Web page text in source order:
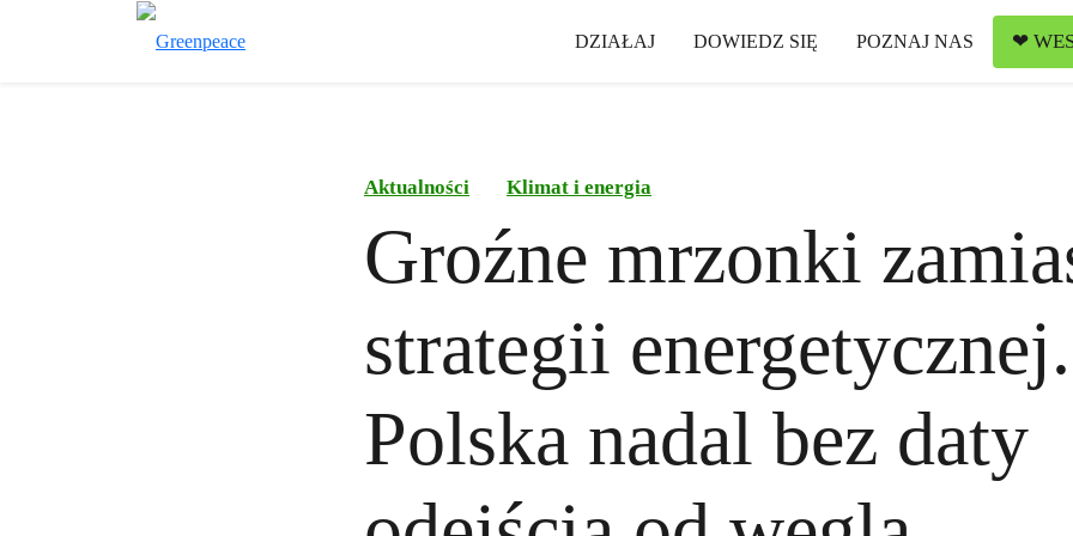
DZIAŁAJ DOWIEDZ SIĘ POZNAJ NAS ❤
Aktualności Klimat i energia
Groźne mrzonki
strategii energetycznej.
Polska nadal bez daty